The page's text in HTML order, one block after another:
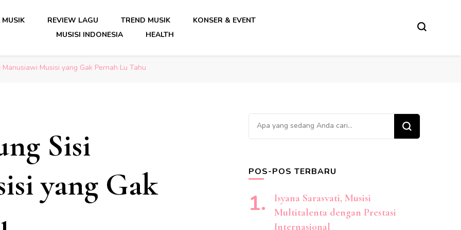
Musik Indonesia Lengkap
Musik Indonesia Lengkap
MUSIK REVIEW LAGU TREND MUSIK
KONSER & EVENT
MUSISI INDONESIA
HEALTH
Musisi yang Gak Pernah Lu Tahu
Sisi
yang Gak
Mencari
Sesuatu?
POS-POS TERBARU
Isyana Sarasvati, Musisi
Multitalenta dengan Prestasi
Internasional